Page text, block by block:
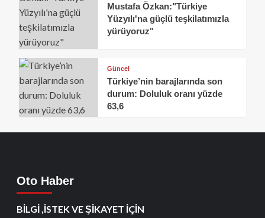
Mustafa Özkan:"Türkiye
Yüzyılı'na güçlü teşkilatımızla
yürüyoruz"
Güncel
Türkiye’nin barajlarında son
durum: Doluluk oranı yüzde
63,6
Oto Haber
BİLGİ ,İSTEK VE ŞİKAYET İÇİN